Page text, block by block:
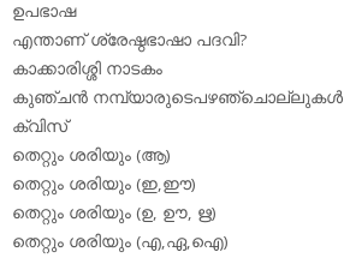
ഉപഭാഷ
എന്താണ് ശ്രേഷ്ഠഭാഷാ പദവി?
കാക്കാരിശ്ശി നാടകം
കുഞ്ചന്‍ നമ്പ്യാരുടെപഴഞ്ചൊല്ലുകള്‍
ക്വിസ്
തെറ്റും ശരിയും (ആ)
തെറ്റും ശരിയും (ഇ,ഈ)
തെറ്റും ശരിയും (ഉ, ഊ, ഋ)
തെറ്റും ശരിയും (എ,ഏ,ഐ)